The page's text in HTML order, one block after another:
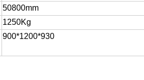
50800mm
1250Kg
900*1200*930